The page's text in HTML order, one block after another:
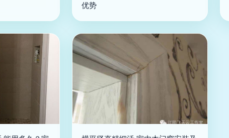
优势